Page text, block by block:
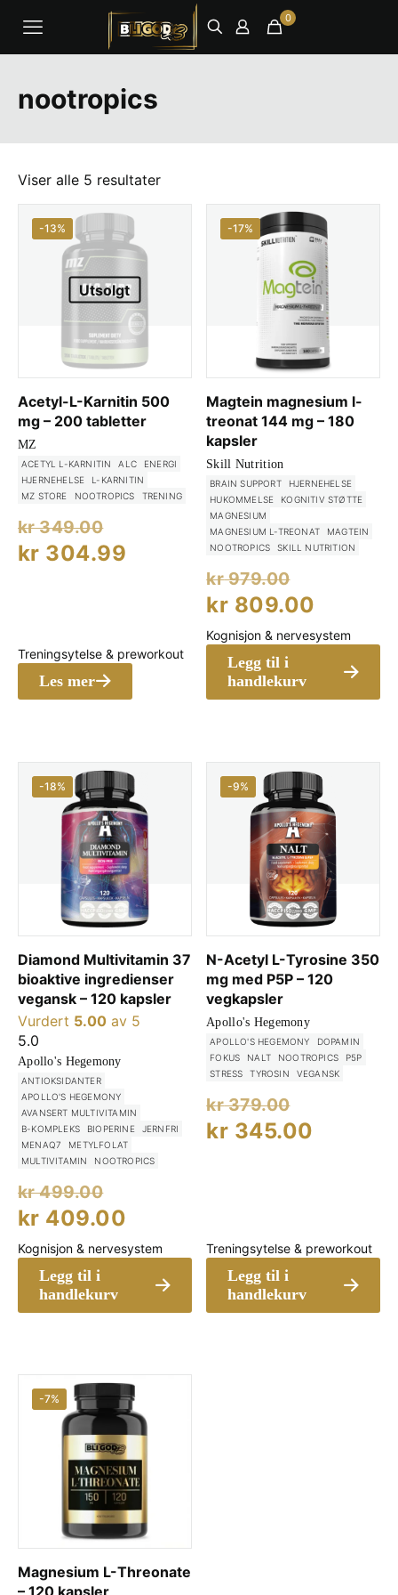
0
nootropics
Viser alle 5 resultater
-13%
Utsolgt
Acetyl-L-Karnitin 500
mg – 200 tabletter
MZ
ACETYL L-KARNITIN ALC
ENERGI
HJERNEHELSE
L-KARNITIN
MZ STORE
NOOTROPICS TRENING
kr349.00
Opprinnelig
pris
kr 349.00.
kr 304.99 Nåværende
kr 304.99.
Les mer
Treningsytelse & preworkout
-17%
Magtein magnesium l-
treonat 144 mg – 180
kapsler
Skill Nutrition
BRAIN SUPPORT
HJERNEHELSE
HUKOMMELSE
KOGNITIV STØTTE
MAGNESIUM
MAGNESIUM L-TREONAT
MAGTEIN
NOOTROPICS
SKILL NUTRITION
kr979.00
pris
var:
kr 809.00
pris
kr
Legg til i
handlekurv
Kognisjon & nervesystem
-18%
Diamond Multivitamin 37
bioaktive ingredienser
vegansk – 120 kapsler
Vurdert 5.00 av 5
5.0
Apollo's Hegemony
ANTIOKSIDANTER
APOLLO'S HEGEMONY
AVANSERT MULTIVITAMIN
B-KOMPLEKS
BIOPERINE
JERNFRI
MENAQ7
METYLFOLAT
MULTIVITAMIN
NOOTROPICS
kr499.00
pris
var:
kr 409.00
pris
kr 409.00.
Legg til i
handlekurv
Kognisjon & nervesystem
-9%
N-Acetyl L-Tyrosine 350
mg med P5P – 120
vegkapsler
Apollo's Hegemony
APOLLO'S HEGEMONY
DOPAMIN
FOKUS
NALT NOOTROPICS
P5P
STRESS
TYROSIN VEGANSK
kr379.00
pris
kr 345.00
Legg til i
handlekurv
Treningsytelse & preworkout
-7%
Magnesium L-Threonate